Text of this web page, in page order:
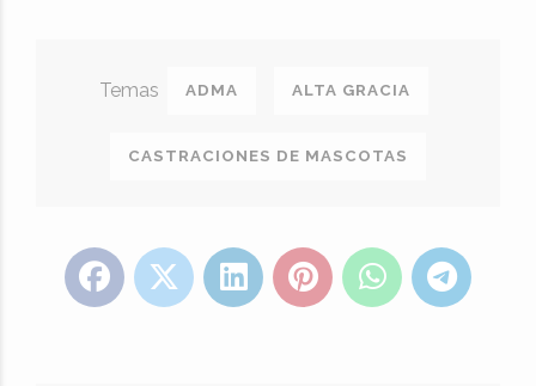
ADMA ALTA GRACIA
CASTRACIONES DE MASCOTAS